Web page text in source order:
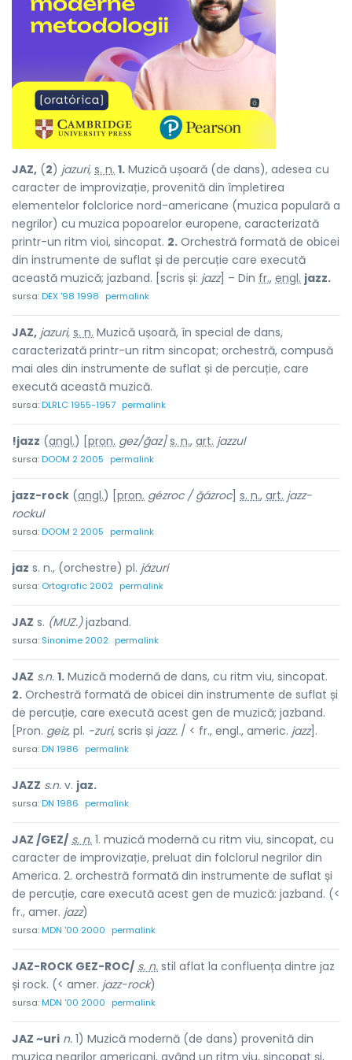
JAZ, (2) jazuri, s. n. 1. Muzică ușoară (de dans), adesea cu
caracter de improvizație, provenită din împletirea
elementelor folclorice nord-americane (muzica populară a
negrilor) cu muzica popoarelor europene, caracterizată
printr-un ritm vioi, sincopat. 2. Orchestră formată de obicei
din instrumente de suflat și de percuție care execută
această muzică; jazband. [scris și: jazz] – Din fr., engl. jazz.
sursa:DEX '98 1998 permalink
JAZ, jazuri, s. n. Muzică ușoară, în special de dans,
caracterizată printr-un ritm sincopat; orchestră, compusă
mai ales din instrumente de suflat și de percuție, care
execută această muzică.
sursa:DLRLC 1955-1957 permalink
!jazz (angl.) [ pron. gez/ğaz] s. n., art. jazzul
sursa:DOOM 2 2005 permalink
jazz-rock (angl.) [ pron. gézroc / ğázroc] s. n., art. jazz-
rockul
sursa:DOOM 2 2005 permalink
jaz s. n., (orchestre) pl. jázuri
sursa: Ortografic 2002 permalink
JAZ s. (MUZ.)jazband.
sursa: Sinonime 2002 permalink
JAZ s.n. 1. Muzică modernă de dans, cu ritm viu, sincopat.
2. Orchestră formată de obicei din instrumente de suflat și
de percuție, care execută acest gen de muzică; jazband.
[Pron. geiz, pl. -zuri, scris și jazz. / < fr., engl., americ. jazz].
sursa:DN 1986 permalink
JAZZ s.n. v. jaz.
sursa:DN 1986 permalink
JAZ /GEZ/ s. n. 1. muzică modernă cu ritm viu, sincopat, cu
caracter de improvizație, preluat din folclorul negrilor din
America. 2. orchestră formată din instrumente de suflat și
de percuție, care execută acest gen de muzică: jazband. (<
fr., amer. jazz)
sursa:MDN '00 2000 permalink
JAZ-ROCK GEZ-ROC/ s. n. stil aflat la confluența dintre jaz
și rock. (< amer. jazz-rock)
sursa:MDN '00 2000 permalink
JAZ ~uri n. 1) Muzică modernă (de dans) provenită din
muzica negrilor americani, având un ritm viu, sincopat și,